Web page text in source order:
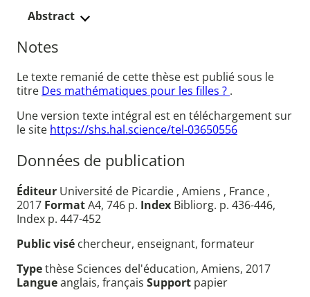
Abstract
Notes
Le texte remanié de cette thèse est publié sous le
titre Des mathématiques pour les filles ? .
Une version texte intégral est en téléchargement sur
le site https://shs.hal.science/tel-03650556
Données de publication
Éditeur Université de Picardie , Amiens , France ,
2017 FormatA4, 746 p. Index Bibliorg. p. 436-446,
Index p. 447-452
Public visé chercheur, enseignant, formateur
Typethèse Sciences del'éducation, Amiens, 2017
Langueanglais, français Support papier